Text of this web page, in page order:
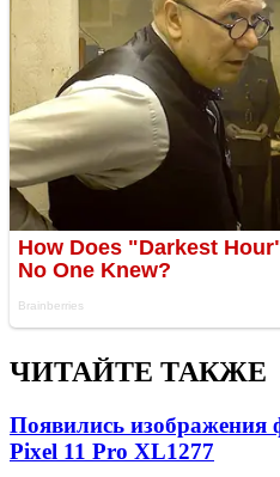
ЧИТАЙТЕ ТАКЖЕ
Появились изображения
Pixel 11 Pro XL1277